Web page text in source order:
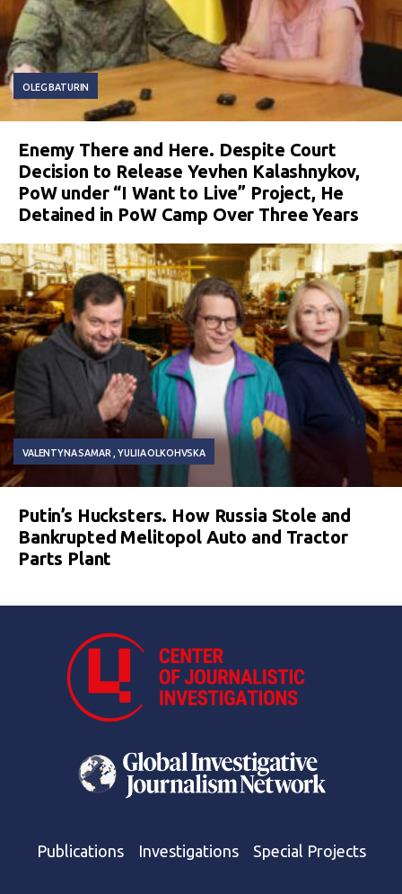
OLEG BATURIN
Enemy There and Here. Despite Court
Decision to Release Yevhen Kalashnykov,
PoW under “I Want to Live” Project, He
Detained in PoW Camp Over Three Years
VALENTYNA SAMAR YULIIA OLKOHVSKA
Putin’s Hucksters. How Russia Stole and
Bankrupted Melitopol Auto and Tractor
Parts Plant
Publications Investigations Special Projects